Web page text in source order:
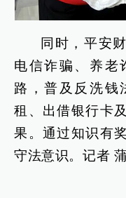
同时，平安
电信诈骗、养老
路，普及反洗钱
租、出借银行卡
果。通过知识有
守法意识。记者